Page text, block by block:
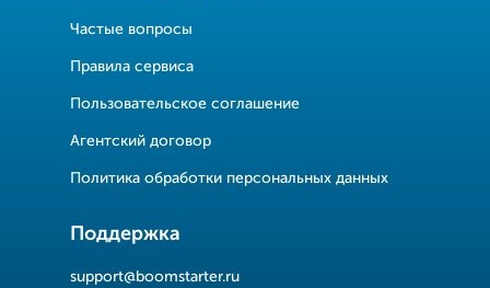
Частые вопросы
Правила сервиса
Пользовательское соглашение
Агентский договор
Политика обработки персональных данных
Поддержка
support@boomstarter.ru